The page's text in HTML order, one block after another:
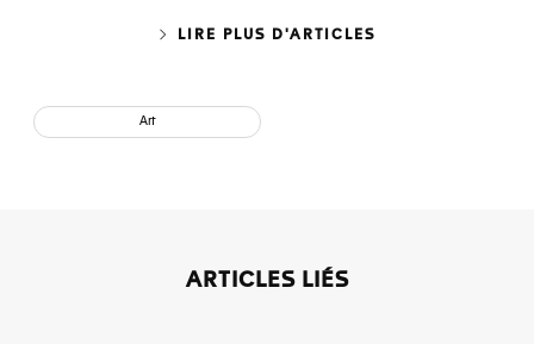
LIRE PLUS D'ARTICLES
Art
ARTICLES LIÉS